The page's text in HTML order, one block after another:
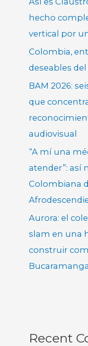
hecho
vertical por
Colombia,
deseables
BAM 2026:
que
audiovisual
“A mí una
atender”: así
Colombiana
Aurora: el
slam en una
construir
Bucaramanga
Recent